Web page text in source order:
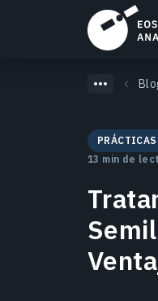
Busca,
Más
13 min de